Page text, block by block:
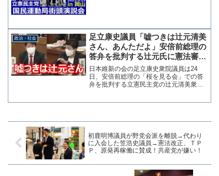
政治・社会
足立康史議員「嘘つきは辻元清美
さん、あんただよ」安倍前総理の
答弁を批判する辻元氏に憲法審で
の虚偽発言を指摘
日本維新の会の足立康史衆院議員は24
日、安倍前総理の「桜を見る会」での答
弁を批判する立憲民主党の辻元清美衆院
初鹿明博議員が野党会派を離脱→代わり
に入会した笠浩史議員→憲法改正、ＴＰ
Ｐ、原発再稼働に賛成！共産党が嫌い！